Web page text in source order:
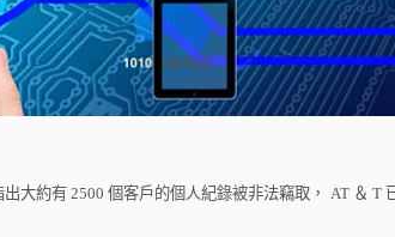
出大約有2500個客戶的個人紀錄被非法竊取， AT ＆ T